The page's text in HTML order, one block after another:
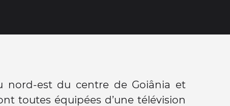
nord-est du centre de Goiânia et
toutes équipées d’une télévision